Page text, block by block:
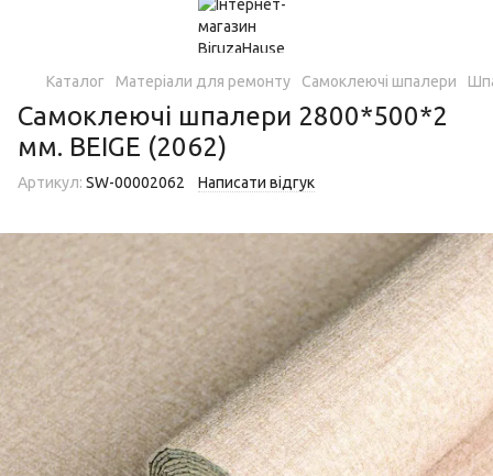
Каталог Матеріали для ремонту Самоклеючі шпалери
Самоклеючі шпалери 2800*500*2
мм. BEIGE (2062)
Артикул: SW-00002062 Написати відгук